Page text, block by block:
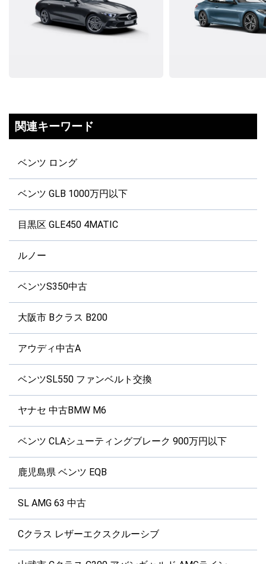
関連キーワード
ベンツ ロング
ベンツ GLB 1000万円以下
目黒区 GLE450 4MATIC
ルノー
ベンツS350中古
大阪市 Bクラス B200
アウディ中古A
ベンツSL550 ファンベルト交換
ヤナセ 中古BMW M6
ベンツ CLAシューティングブレーク 900万円以下
鹿児島県 ベンツ EQB
SL AMG 63 中古
Cクラス レザーエクスクルーシブ